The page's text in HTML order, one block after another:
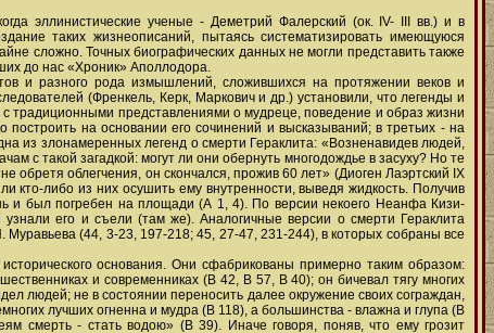
эллинистические ученые - Деметрий Фалерский (ок. IV- III вв.) и в
таких жизнеописаний, пытаясь систематизировать имеющуюся
сложно. Точных биографических данных не могли представить также
до нас «Хроник» Аполлодора.
и разного рода измышлений, сложившихся на протяжении веков и
(Френкель, Керк, Маркович и др.) установили, что легенды и
традиционными представлениями о мудреце, поведение и образ жизни
на основании его сочинений и высказываний; в третьих - на
из злонамеренных легенд о смерти Гераклита: «Возненавидев людей,
с такой загадкой: могут ли они обернуть многодождье в засуху? Но те
обретя облегчения, он скончался, прожив 60 лет» (Диоген Лаэртский IX
кто-либо из них осушить ему внутренности, выведя жидкость. Получив
и был погребен на площади (А 1, 4). По версии некоего Неанфа Кизи-
узнали его и съели (там же). Аналогичные версии о смерти Гераклита
(44, 3-23, 197-218; 45, 27-47, 231-244), в которых собраны все
основания. Они сфабрикованы примерно таким образом:
и современниках (В 42, В 57, В 40); он бичевал тягу многих
людей; не в состоянии переносить далее окружение своих сограждан,
лучших огненна и мудра (В 118), а большинства - влажна и глупа (В
смерть - стать водою» (В 39). Иначе говоря, поняв, что ему грозит